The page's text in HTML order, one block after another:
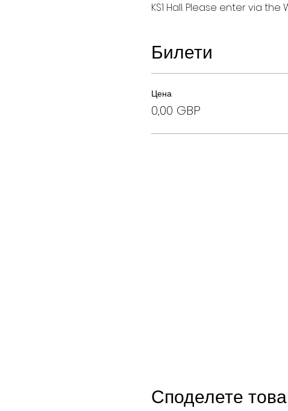
KS1 Hall. Please enter via
Билети
Цена
0,00 GBP
Споделете